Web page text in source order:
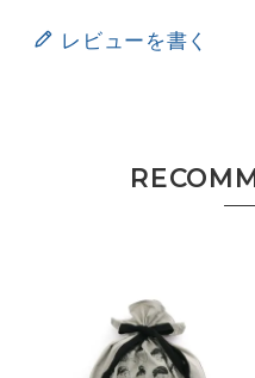
レビューを書く